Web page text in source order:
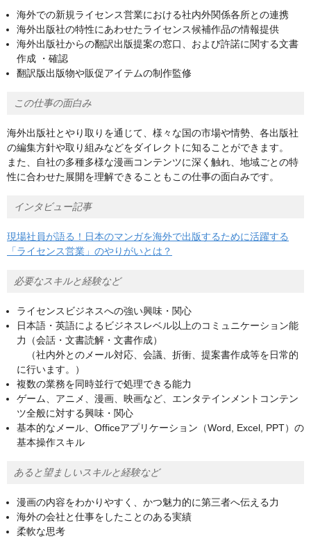
海外での新規ライセンス営業における社内外関係各所との連携
海外出版社の特性にあわせたライセンス候補作品の情報提供
海外出版社からの翻訳出版提案の窓口、および許諾に関する文書
作成 ・確認
翻訳版出版物や販促アイテムの制作監修
この仕事の面白み
海外出版社とやり取りを通じて、様々な国の市場や情勢、各出版社
の編集方針や取り組みなどをダイレクトに知ることができます。
また、自社の多種多様な漫画コンテンツに深く触れ、地域ごとの特
性に合わせた展開を理解できることもこの仕事の面白みです。
インタビュー記事
現場社員が語る！日本のマンガを海外で出版するために活躍する
「ライセンス営業」のやりがいとは？
必要なスキルと経験など
ライセンスビジネスへの強い興味・関心
日本語・英語によるビジネスレベル以上のコミュニケーション能
力（会話・文書読解・文書作成）
（社内外とのメール対応、会議、折衝、提案書作成等を日常的
に行います。）
複数の業務を同時並行で処理できる能力
ゲーム、アニメ、漫画、映画など、エンタテインメントコンテン
ツ全般に対する興味・関心
基本的なメール、Officeアプリケーション（Word, Excel, PPT）の
基本操作スキル
あると望ましいスキルと経験など
漫画の内容をわかりやすく、かつ魅力的に第三者へ伝える力
海外の会社と仕事をしたことのある実績
柔軟な思考